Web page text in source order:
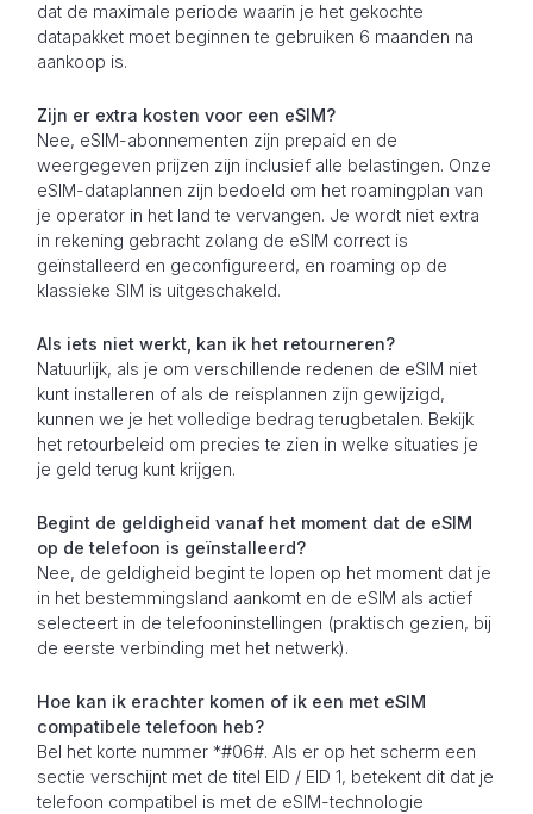
dat de maximale periode waarin je het gekochte
datapakket moet beginnen te gebruiken 6 maanden na
aankoop is.
Zijn er extra kosten voor een eSIM?
Nee, eSIM-abonnementen zijn prepaid en de
weergegeven prijzen zijn inclusief alle belastingen. Onze
eSIM-dataplannen zijn bedoeld om het roamingplan van
je operator in het land te vervangen. Je wordt niet extra
in rekening gebracht zolang de eSIM correct is
geïnstalleerd en geconfigureerd, en roaming op de
klassieke SIM is uitgeschakeld.
Als iets niet werkt, kan ik het retourneren?
Natuurlijk, als je om verschillende redenen de eSIM niet
kunt installeren of als de reisplannen zijn gewijzigd,
kunnen we je het volledige bedrag terugbetalen. Bekijk
het retourbeleid om precies te zien in welke situaties je
je geld terug kunt krijgen.
Begint de geldigheid vanaf het moment dat de eSIM
op de telefoon is geïnstalleerd?
Nee, de geldigheid begint te lopen op het moment dat je
in het bestemmingsland aankomt en de eSIM als actief
selecteert in de telefooninstellingen (praktisch gezien, bij
de eerste verbinding met het netwerk).
Hoe kan ik erachter komen of ik een met eSIM
compatibele telefoon heb?
Bel het korte nummer *#06#. Als er op het scherm een
sectie verschijnt met de titel EID / EID 1, betekent dit dat je
telefoon compatibel is met de eSIM-technologie